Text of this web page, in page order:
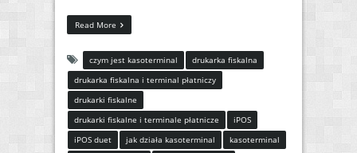
Read More
czym jest kasoterminal
drukarka fiskalna
drukarka fiskalna i terminal płatniczy
drukarki fiskalne
drukarki fiskalne i terminale płatnicze
iPOS
iPOS duet
jak działa kasoterminal
kasoterminal